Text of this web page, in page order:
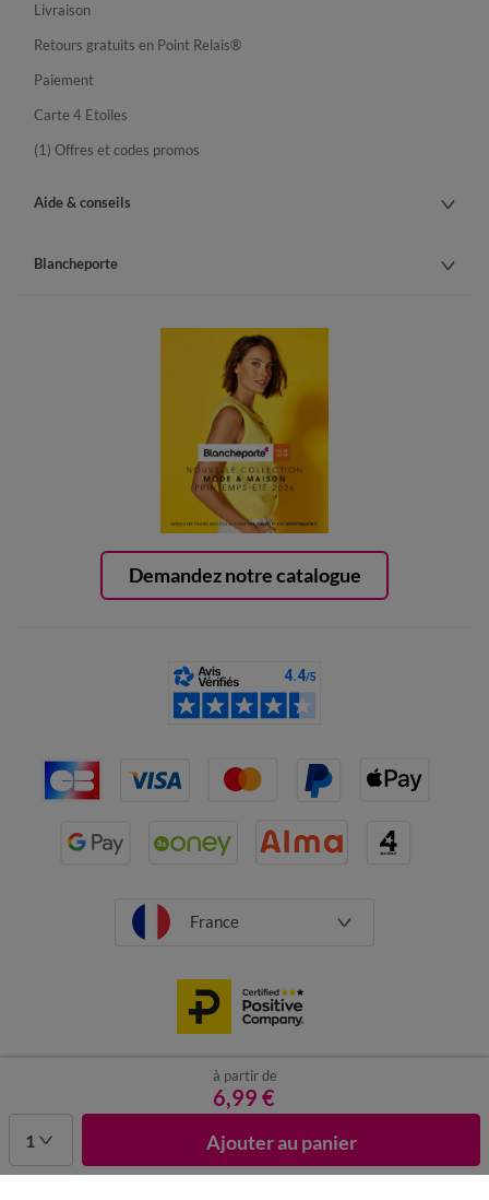
à partir de
6,99 €
1 Ajouter au panier
Demandez notre catalogue
Livraison
Retours gratuits en Point Relais®
Paiement
Carte 4 Etoiles
(1) Offres et codes promos
Aide & conseils
Blancheporte
France
Données personnelles